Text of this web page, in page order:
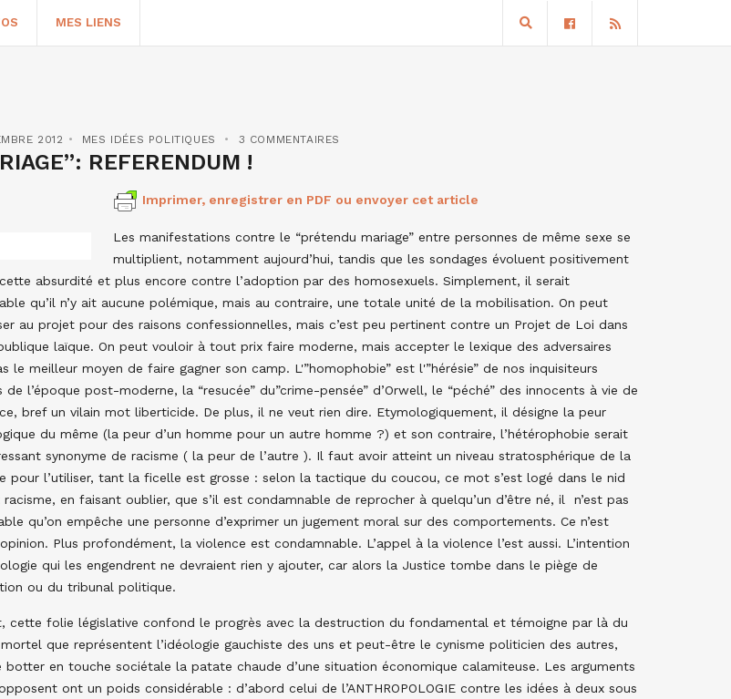
MES LIENS
2012 MES IDÉES POLITIQUES 3 COMMENTAIRES
REFERENDUM !
Imprimer, enregistrer en PDF ou envoyer cet article
Les manifestations contre le “prétendu mariage” entre personnes de même sexe se
multiplient, notamment aujourd’hui, tandis que les sondages évoluent positivement
absurdité et plus encore contre l’adoption par des homosexuels. Simplement, il serait
qu’il n’y ait aucune polémique, mais au contraire, une totale unité de la mobilisation. On peut
au projet pour des raisons confessionnelles, mais c’est peu pertinent contre un Projet de Loi dans
laïque. On peut vouloir à tout prix faire moderne, mais accepter le lexique des adversaires
le meilleur moyen de faire gagner son camp. L'”homophobie” est l'”hérésie” de nos inquisiteurs
de l’époque post-moderne, la “resucée” du”crime-pensée” d’Orwell, le “péché” des innocents à vie de
bref un vilain mot liberticide. De plus, il ne veut rien dire. Etymologiquement, il désigne la peur
du même (la peur d’un homme pour un autre homme ?) et son contraire, l’hétérophobie serait
synonyme de racisme ( la peur de l’autre ). Il faut avoir atteint un niveau stratosphérique de la
pour l’utiliser, tant la ficelle est grosse : selon la tactique du coucou, ce mot s’est logé dans le nid
en faisant oublier, que s’il est condamnable de reprocher à quelqu’un d’être né, il n’est pas
qu’on empêche une personne d’exprimer un jugement moral sur des comportements. Ce n’est
opinion. Plus profondément, la violence est condamnable. L’appel à la violence l’est aussi. L’intention
qui les engendrent ne devraient rien y ajouter, car alors la Justice tombe dans le piège de
ou du tribunal politique.
cette folie législative confond le progrès avec la destruction du fondamental et témoigne par là du
que représentent l’idéologie gauchiste des uns et peut-être le cynisme politicien des autres,
botter en touche sociétale la patate chaude d’une situation économique calamiteuse. Les arguments
ont un poids considérable : d’abord celui de l’ANTHROPOLOGIE contre les idées à deux sous